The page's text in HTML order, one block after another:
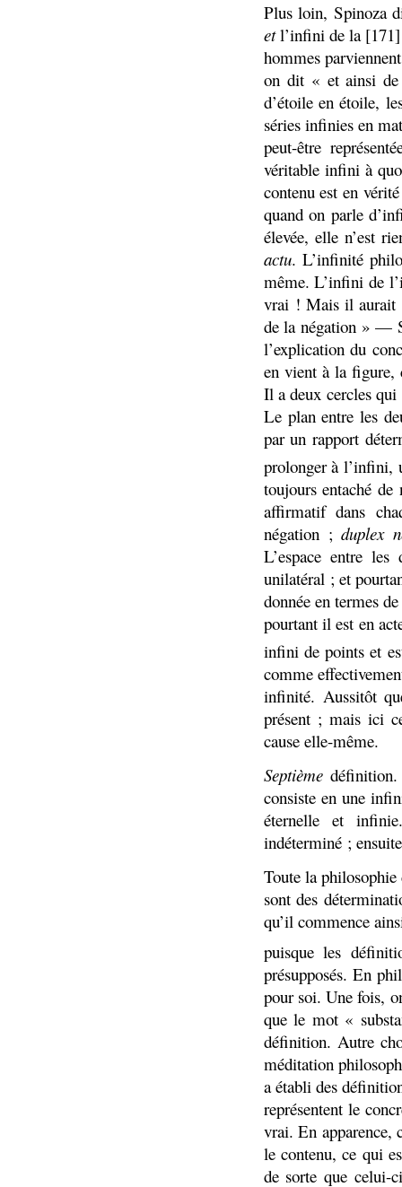
Plus loin, Spinoza
etl’infini de la [171]
hommes
on dit « et ainsi de
d’étoile en étoile,
séries infinies en
peut-être
véritable infini à
contenu est en
quand on parle
élevée, elle n’est
actu. L’infinité
même. L’infini de
vrai ! Mais il aurait
de la négation » —
l’explication du
en vient à la figure,
Il a deux cercles qui
Le plan entre les
par un rapport
prolonger à l’infini,
toujours entaché
affirmatif dans
négation ;duplex
L’espace entre
unilatéral ; et
donnée en termes
pourtant il est en
infini de points et
comme
infinité. Aussitôt
présent ; mais ici
cause elle-même.
Septième
consiste en une
éternelle et
indéterminé ;
Toute la
sont des
qu’il commence
puisque les
présupposés. En
pour soi. Une fois,
que le mot «
définition. Autre
méditation
a établi des
représentent le
vrai. En apparence,
le contenu, ce qui
de sorte que celui-